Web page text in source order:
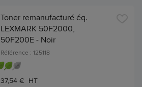
Toner remanufacturé éq.
LEXMARK 50F2000,
50F200E - Noir
Référence : 125118
37,54 € HT